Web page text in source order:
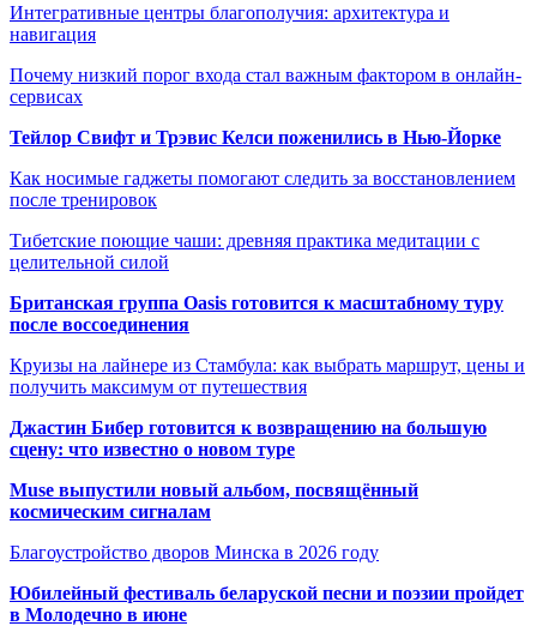
Интегративные центры благополучия: архитектура и
навигация
Почему низкий порог входа стал важным фактором в онлайн-
сервисах
Тейлор Свифт и Трэвис Келси поженились в Нью-Йорке
Как носимые гаджеты помогают следить за восстановлением
после тренировок
Тибетские поющие чаши: древняя практика медитации с
целительной силой
Британская группа Oasis готовится к масштабному туру
после воссоединения
Круизы на лайнере из Стамбула: как выбрать маршрут, цены и
получить максимум от путешествия
Джастин Бибер готовится к возвращению на большую
сцену: что известно о новом туре
Muse выпустили новый альбом, посвящённый
космическим сигналам
Благоустройство дворов Минска в 2026 году
Юбилейный фестиваль беларуской песни и поэзии пройдет
в Молодечно в июне